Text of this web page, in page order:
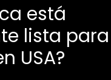
está
lista para
USA?